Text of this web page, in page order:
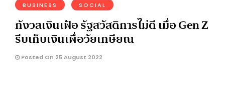
BUSINESS SOCIAL
กังวลเงินเฟ้อ รัฐสวัสดิการไม่ดี เมื่อ Gen Z
รีบเก็บเงินเพื่อวัยเกษียณ
Posted On 25 August 2022